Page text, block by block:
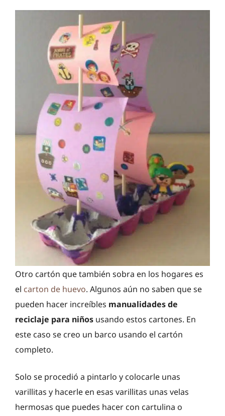
Otro cartón que también sobra en los hogares es
el carton de huevo. Algunos aún no saben que se
pueden hacer increíbles manualidades de
reciclaje para niños usando estos cartones. En
este caso se creo un barco usando el cartón
completo.
Solo se procedió a pintarlo y colocarle unas
varillitas y hacerle en esas varillitas unas velas
hermosas que puedes hacer con cartulina o